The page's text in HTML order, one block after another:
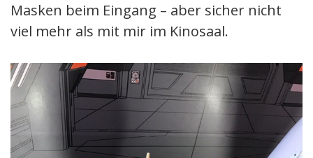
Masken beim Eingang – aber sicher nicht
viel mehr als mit mir im Kinosaal.